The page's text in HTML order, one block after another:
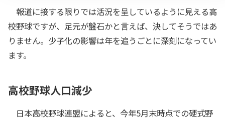
報道に接する限りでは活況を呈しているように見える高
校野球ですが、足元が盤石かと言えば、決してそうではあ
りません。少子化の影響は年を追うごとに深刻になってい
ます。
高校野球人口減少
日本高校野球連盟によると、今年5月末時点での硬式野